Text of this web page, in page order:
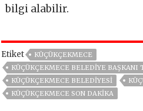
bilgi alabilir.
Etiket
KÜÇÜKÇEKMECE
KÜÇÜKÇEKMECE BELEDIYE BAŞKANI
KÜÇÜKÇEKMECE BELEDIYESI
KÜÇÜKÇEKMECE SON DAKIKA